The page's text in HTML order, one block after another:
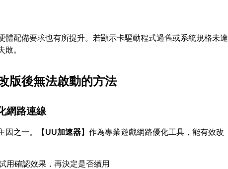
體配備要求也有所提升。若顯示卡驅動程式過舊或系統規格未達
。
版後無法啟動的方法
網路連線
因之一。【UU加速器】作為專業遊戲網路優化工具，能有效改
用確認效果，再決定是否續用